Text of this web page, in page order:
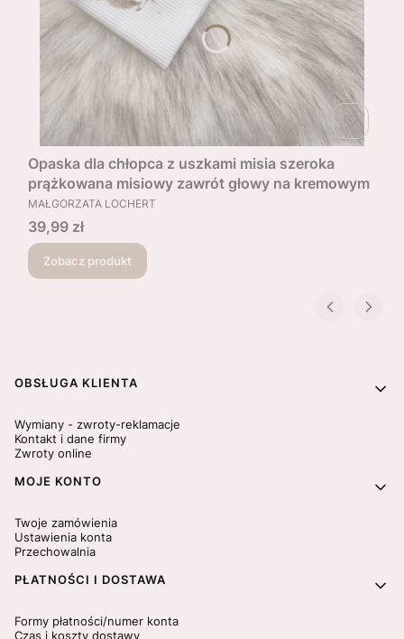
Opaska dla chłopca z uszkami misia szeroka
prążkowana misiowy zawrót głowy na kremowym
PRODUCENT
MAŁGORZATA LOCHERT
Cena
39,99 zł
Zobacz produkt
Linki w stopce
OBSŁUGA KLIENTA
Wymiany - zwroty-reklamacje
Kontakt i dane firmy
Zwroty online
MOJE KONTO
Twoje zamówienia
Ustawienia konta
Przechowalnia
PŁATNOŚCI I DOSTAWA
Formy płatności/numer konta
Czas i koszty dostawy